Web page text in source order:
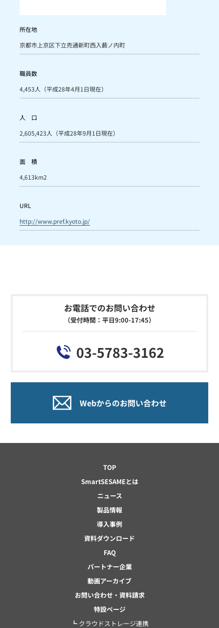
所在地
京都市上京区下立売通新町西入薮ノ内町
職員数
4,453人（平成28年4月1日現在）
人 口
2,605,423人（平成28年9月1日現在）
面 積
4,613km2
URL
http://www.pref.kyoto.jp/
お電話でのお問い合わせ
（受付時間：平日9:00-17:45）
03-5783-3162
Webからのお問い合わせ
TOP
SmartSESAMEとは
ニュース
製品情報
導入事例
資料ダウンロード
FAQ
パートナー企業
動画アーカイブ
お問い合わせ・資料請求
特設ページ
┗ クラウドストレージ連携